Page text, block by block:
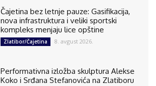
Čajetina bez letnje pauze: Gasifikacija,
nova infrastruktura i veliki sportski
kompleks menjaju lice opštine
Zlatibor/Čajetina 8. avgust 2026.
Performativna izložba skulptura Alekse
Koko i Srđana Stefanovića na Zlatiboru